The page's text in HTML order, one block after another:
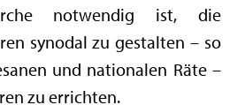
notwendig ist, die
synodal zu gestalten – so
und nationalen Räte –
zu errichten.